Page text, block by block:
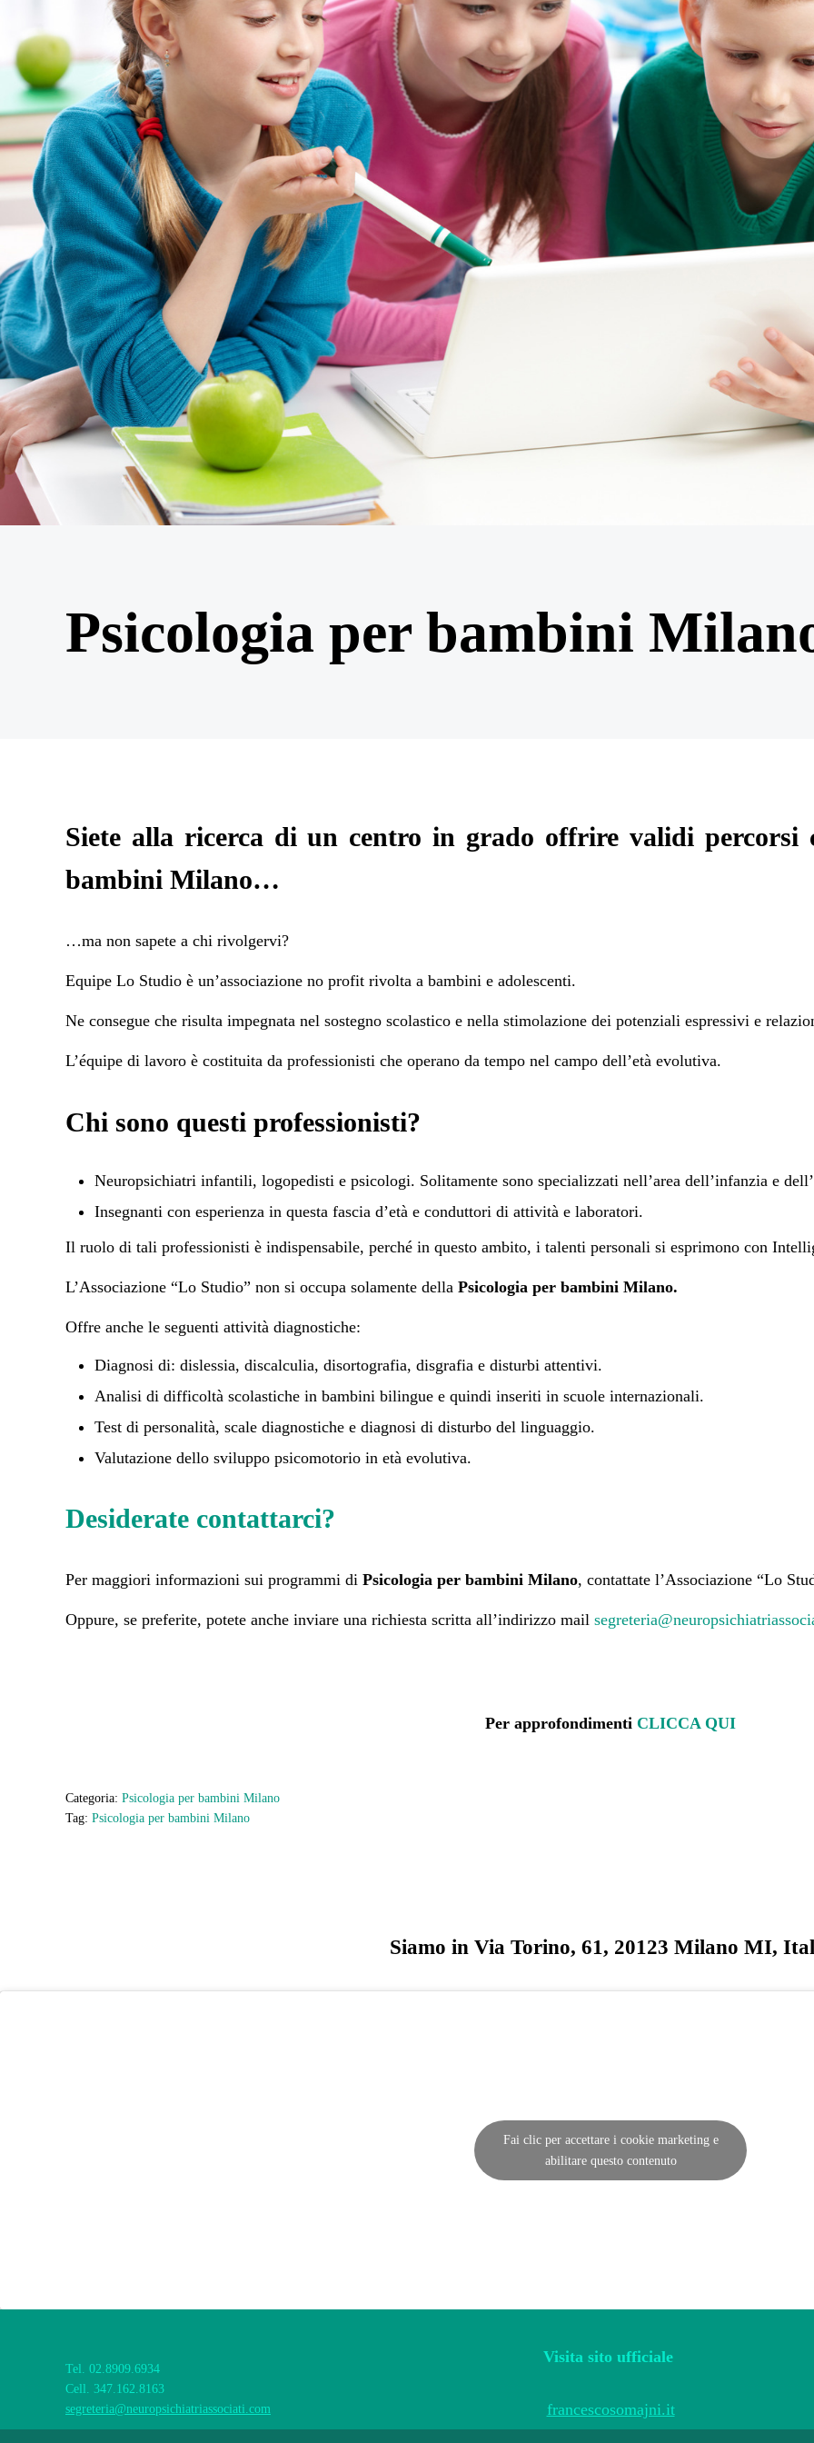
Psicologia per bambini
Siete alla ricerca di un centro in grado offrire validi
bambini Milano…
…ma non sapete a chi rivolgervi?
Equipe Lo Studio è un’associazione no profit rivolta a bambini e adolescenti.
Ne consegue che risulta impegnata nel sostegno scolastico e nella stimolazione dei potenziali espressivi e
L’équipe di lavoro è costituita da professionisti che operano da tempo nel campo dell’età evolutiva.
Chi sono questi professionisti?
Neuropsichiatri infantili, logopedisti e psicologi. Solitamente sono specializzati nell’area dell’infanzia e
Insegnanti con esperienza in questa fascia d’età e conduttori di attività e laboratori.
Il ruolo di tali professionisti è indispensabile, perché in questo ambito, i talenti personali si esprimono con
L’Associazione “Lo Studio” non si occupa solamente della Psicologia per bambini Milano.
Offre anche le seguenti attività diagnostiche:
Diagnosi di: dislessia, discalculia, disortografia, disgrafia e disturbi attentivi.
Analisi di difficoltà scolastiche in bambini bilingue e quindi inseriti in scuole internazionali.
Test di personalità, scale diagnostiche e diagnosi di disturbo del linguaggio.
Valutazione dello sviluppo psicomotorio in età evolutiva.
Desiderate contattarci?
Per maggiori informazioni sui programmi di Psicologia per bambini Milano, contattate l’Associazione “Lo
Oppure, se preferite, potete anche inviare una richiesta scritta all’indirizzo mail
Per approfondimenti CLICCA QUI
Categoria: Psicologia per bambini Milano
Tag: Psicologia per bambini Milano
Siamo in Via Torino, 61, 20123 Milano MI,
Fai clic per accettare i cookie marketing e
abilitare questo contenuto
Tel. 02.8909.6934
Cell. 347.162.8163
segreteria@neuropsichiatriassociati.com
Visita sito ufficiale
francescosomajni.it